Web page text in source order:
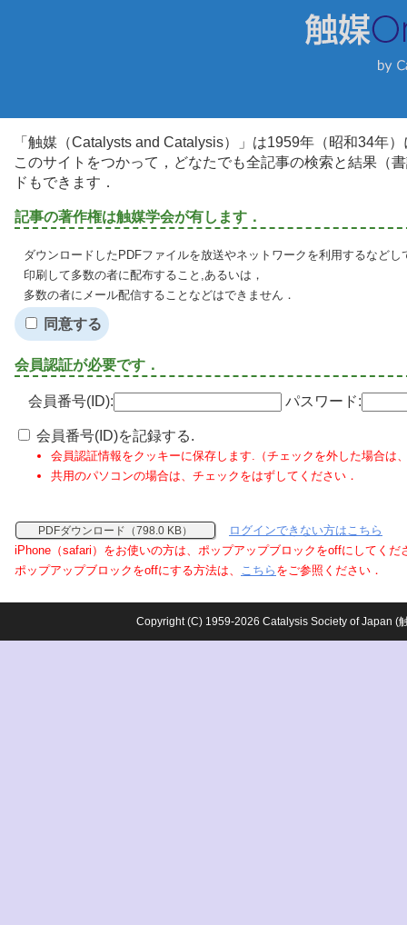
「触媒（Catalysts and Catalysis）」は1959年（昭和34年
このサイトをつかって，どなたでも全記事の検索と結果（
ドもできます．
記事の著作権は触媒学会が有します．
ダウンロードしたPDFファイルを放送やネットワークを利用するなど
印刷して多数の者に配布すること,あるいは，
多数の者にメール配信することなどはできません．
同意する
会員認証が必要です．
会員番号(ID): パスワード:
会員番号(ID)を記録する.
会員認証情報をクッキーに保存します.（チェックを外した場合は
共用のパソコンの場合は、チェックをはずしてください．
PDFダウンロード（798.0 KB）
ログインできない方はこちら
iPhone（safari）をお使いの方は、ポップアップブロックをoffにしてくだ
ポップアップブロックをoffにする方法は、 こちら をご参照ください．
Copyright (C) 1959-2026 Catalysis Society of Japan (